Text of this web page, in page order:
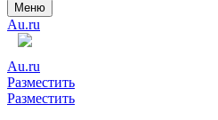
Меню
Au.ru
Au.ru
Разместить
Разместить